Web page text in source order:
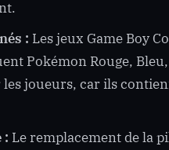
: Les jeux Game Boy
Pokémon Rouge,
joueurs, car ils
: Le remplacement de la